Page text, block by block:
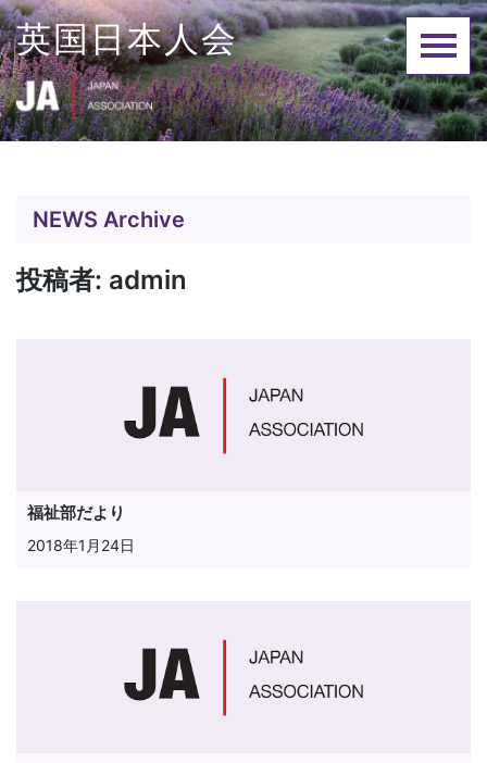
Skip
to
content
英国日本人会
NEWS Archive
投稿者: admin
福祉部だより
2018年1月24日